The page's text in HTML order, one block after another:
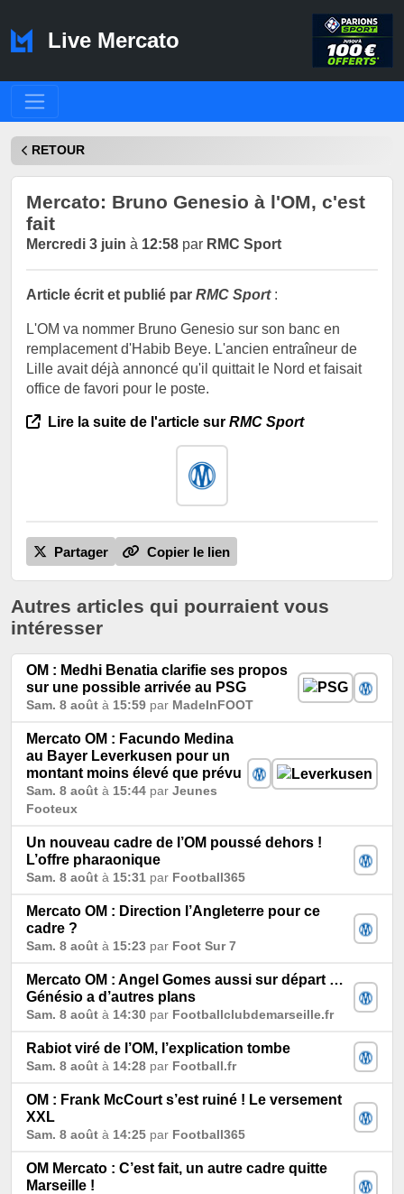
Live Mercato
RETOUR
Mercato: Bruno Genesio à l'OM, c'est
fait
Mercredi 3 juin à 12:58 par RMC Sport
Article écrit et publié par RMC Sport:
L'OM va nommer Bruno Genesio sur son banc en
remplacement d'Habib Beye. L'ancien entraîneur de
Lille avait déjà annoncé qu'il quittait le Nord et faisait
office de favori pour le poste.
Lire la suite de l'article sur RMC Sport
Partager Copier le lien
Autres articles qui pourraient vous
intéresser
OM : Medhi Benatia clarifie ses propos
sur une possible arrivée au PSG
Sam. 8 août à 15:59 par MadeInFOOT
Mercato OM : Facundo Medina
au Bayer Leverkusen pour un
montant moins élevé que prévu
Sam. 8 août à 15:44 par Jeunes
Footeux
Un nouveau cadre de l’OM poussé dehors !
L’offre pharaonique
Sam. 8 août à 15:31 par Football365
Mercato OM : Direction l’Angleterre pour ce
cadre ?
Sam. 8 août à 15:23 par Foot Sur 7
Mercato OM : Angel Gomes aussi sur départ …
Génésio a d’autres plans
Sam. 8 août à 14:30 par Footballclubdemarseille.fr
Rabiot viré de l’OM, l’explication tombe
Sam. 8 août à 14:28 par Football.fr
OM : Frank McCourt s’est ruiné ! Le versement
XXL
Sam. 8 août à 14:25 par Football365
OM Mercato : C’est fait, un autre cadre quitte
Marseille !